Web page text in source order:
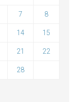
7 8
14 15
21 22
28